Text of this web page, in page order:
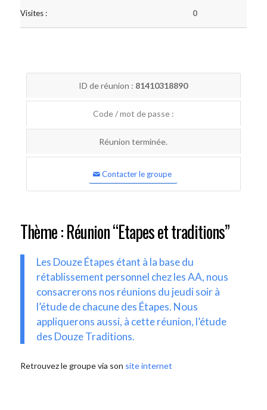
Visites : 0
ID de réunion : 81410318890
Code / mot de passe :
Réunion terminée.
Contacter le groupe
Thème : Réunion “Etapes et traditions”
Les Douze Étapes étant à la base du
rétablissement personnel chez les AA, nous
consacrerons nos réunions du jeudi soir à
l’étude de chacune des Étapes. Nous
appliquerons aussi, à cette réunion, l’étude
des Douze Traditions.
Retrouvez le groupe via son site internet